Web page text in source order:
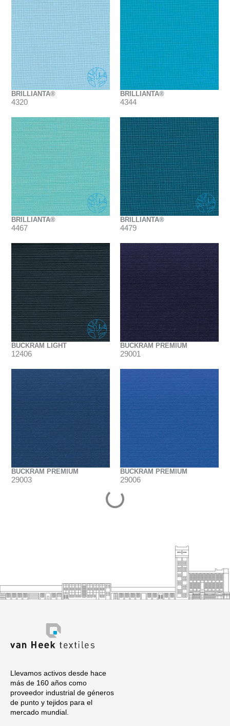
BRILLIANTA®
4320
BRILLIANTA®
4344
BRILLIANTA®
4467
BRILLIANTA®
4479
BUCKRAM LIGHT
12406
BUCKRAM PREMIUM
29001
BUCKRAM PREMIUM
29003
BUCKRAM PREMIUM
29006
Llevamos activos desde hace
más de 160 años como
proveedor industrial de géneros
de punto y tejidos para el
mercado mundial.